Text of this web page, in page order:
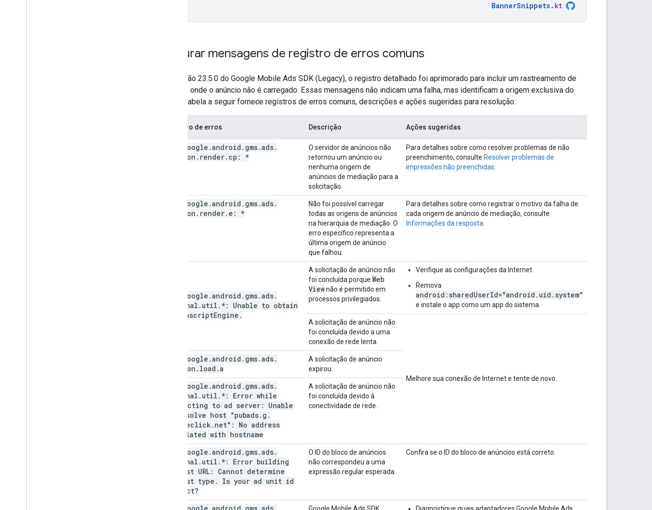
BannerSnippets. kt
Depurar mensagens de registro de erros comuns
Na versão 23.5.0 do Google Mobile Ads SDK (Legacy), o registro detalhado foi aprimorado para incluir um rastreamento de
pilha de onde o anúncio não é carregado. Essas mensagens não indicam uma falha, mas identificam a origem exclusiva do
erro. A tabela a seguir fornece registros de erros comuns, descrições e ações sugeridas para resolução:
Registro de erros Descrição Ações sugeridas
google .android . gms.ads.
nonagon . render. cp: *
O servidor de anúncios não
retornou um anúncio ou
nenhuma origem de
anúncios de mediação para a
solicitação.
Para detalhes sobre como resolver problemas de não
preenchimento, consulte Resolver problemas de
impressões não preenchidas
google .android . gms.ads.
nonagon . render. e: *
Não foi possível carregar
todas as origens de anúncios
na hierarquia de mediação. O
erro específico representa a
última origem de anúncio
que falhou.
Para detalhes sobre como registrar o motivo da falha de
cada origem de anúncio de mediação, consulte
Informações da resposta
google .android . gms.ads.
internal . util . *: Unable to obtain
a JavascriptEngine .
A solicitação de anúncio não
foi concluída porque Web
Viewnão é permitido em
processos privilegiados.
Verifique as configurações da Internet.
Remova
android:sharedUserId="android.uid.system"
e instale o app como um app do sistema.
A solicitação de anúncio não
foi concluída devido a uma
conexão de rede lenta.
Melhore sua conexão de Internet e tente de novo.
google .android . gms.ads.
nonagon . load .a
A solicitação de anúncio
expirou.
google .android . gms.ads.
internal . util . *: Error while
connecting to ad server: Unable
to resolve host "pubads. g .
doubleclick. net": No address
associated with hostname
A solicitação de anúncio não
foi concluída devido à
conectividade de rede.
google .android . gms.ads.
internal . util . *: Error building
request URL: Cannot determine
request type .
Is your ad unit id
correct?
O ID do bloco de anúncios
não correspondeu a uma
expressão regular esperada.
Confira se o ID do bloco de anúncios está correto.